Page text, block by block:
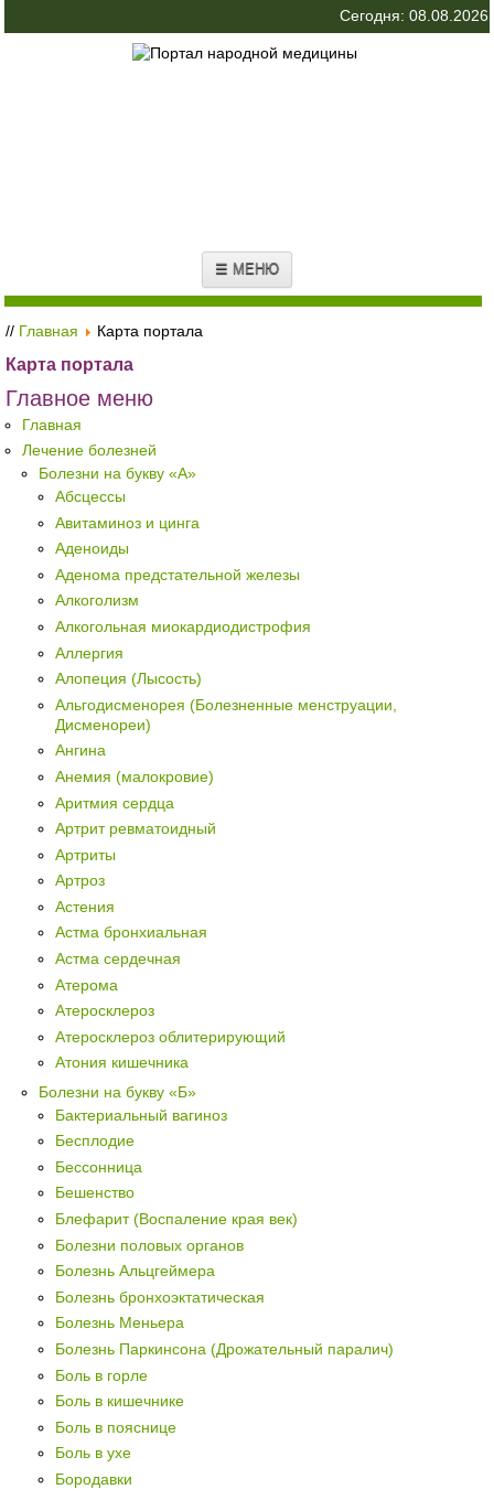
Сегодня: 08.08.2026
☰ МЕНЮ
// Главная Карта портала
Карта портала
Главное меню
Главная
Лечение болезней
Болезни на букву «А»
Абсцессы
Авитаминоз и цинга
Аденоиды
Аденома предстательной железы
Алкоголизм
Алкогольная миокардиодистрофия
Аллергия
Алопеция (Лысость)
Альгодисменорея (Болезненные менструации,
Дисменореи)
Ангина
Анемия (малокровие)
Аритмия сердца
Артрит ревматоидный
Артриты
Артроз
Астения
Астма бронхиальная
Астма сердечная
Атерома
Атеросклероз
Атеросклероз облитерирующий
Атония кишечника
Болезни на букву «Б»
Бактериальный вагиноз
Бесплодие
Бессонница
Бешенство
Блефарит (Воспаление края век)
Болезни половых органов
Болезнь Альцгеймера
Болезнь бронхоэктатическая
Болезнь Меньера
Болезнь Паркинсона (Дрожательный паралич)
Боль в горле
Боль в кишечнике
Боль в пояснице
Боль в ухе
Бородавки